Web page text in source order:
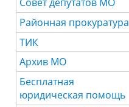
Районная прокуратура
ТИК
Архив МО
Бесплатная
юридическая помощь